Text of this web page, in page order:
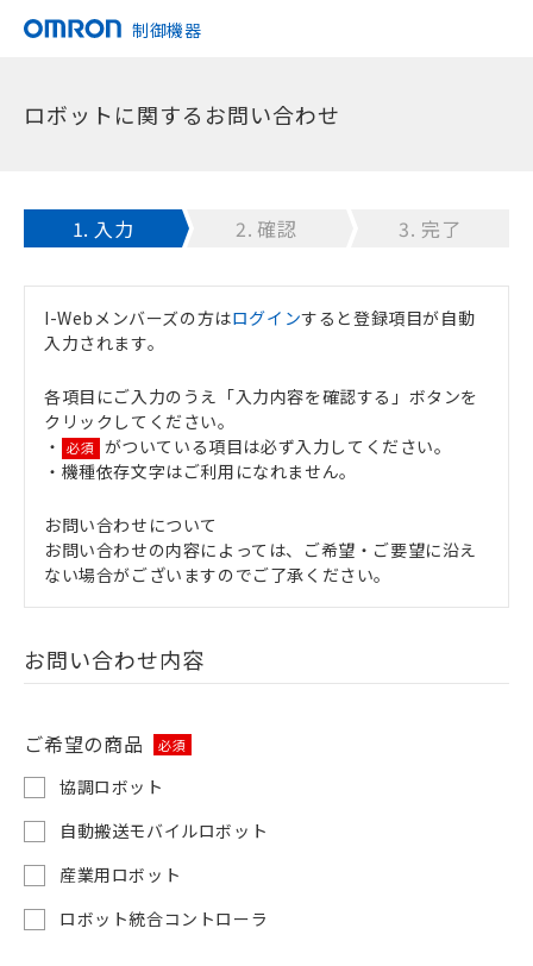
制御機器
ロボットに関するお問い合わせ
1. 入力 2. 確認 3. 完了
I-Webメンバーズの方はログインすると登録項目が自動
入力されます。
各項目にご入力のうえ「入力内容を確認する」ボタンを
クリックしてください。
・
必須 がついている項目は必ず入力してください。
・機種依存文字はご利用になれません。
お問い合わせについて
お問い合わせの内容によっては、ご希望・ご要望に沿え
ない場合がございますのでご了承ください。
お問い合わせ内容
ご希望の商品 必須
協調ロボット
自動搬送モバイルロボット
産業用ロボット
ロボット統合コントローラ